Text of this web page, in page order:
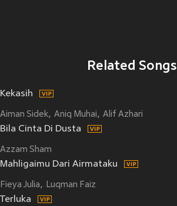
Related Songs
Kekasih
Aiman Sidek Aniq Muhai Alif Azhari
Bila Cinta Di Dusta
Azzam Sham
Mahligaimu Dari Airmataku
Fieya Julia Luqman Faiz
Terluka